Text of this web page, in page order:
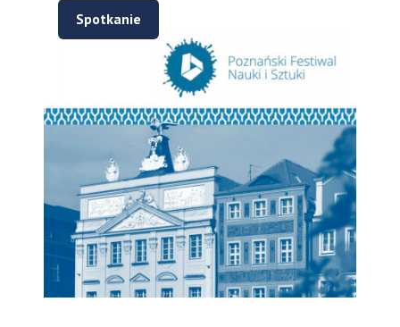
Spotkanie